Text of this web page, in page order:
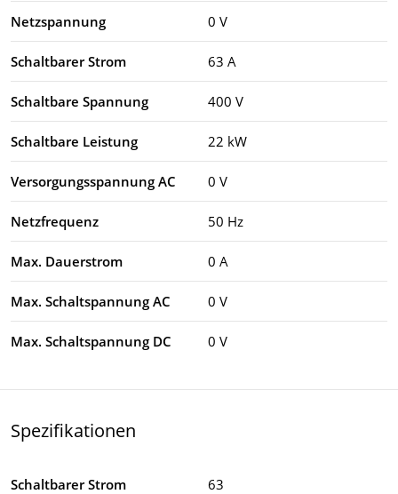
Netzspannung 0 V
Schaltbarer Strom 63 A
Schaltbare Spannung 400 V
Schaltbare Leistung 22 kW
Versorgungsspannung AC 0 V
Netzfrequenz 50 Hz
Max. Dauerstrom 0 A
Max. Schaltspannung AC 0 V
Max. Schaltspannung DC 0 V
Spezifikationen
Schaltbarer Strom 63